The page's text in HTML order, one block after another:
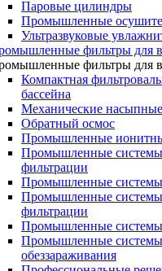
Паровые цилиндры
Промышленные
Ультразвуковые
фильтры для
фильтры для
Компактная
бассейна
Механические
Обратный осмос
Промышленные
Промышленные системы
фильтрации
Промышленные системы
Промышленные системы
фильтрации
Промышленные системы
Промышленные
обеззараживания